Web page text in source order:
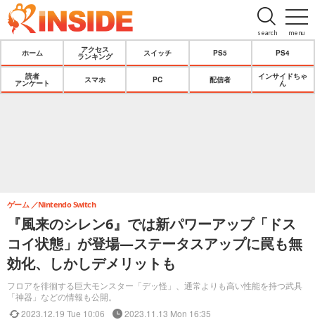
menu
search
ホーム
アクセス
ランキング
スイッチ PS5 PS4
読者
アンケート
スマホ PC 配信者
インサイドちゃ
ん
『風来のシレン6』では新パワーアップ「ドス
コイ状態」が登場―ステータスアップに罠も無
効化、しかしデメリットも
フロアを徘徊する巨大モンスター「デッ怪」、通常よりも高い性能を持つ武具
「神器」などの情報も公開。
ゲーム Nintendo Switch
2023.12.19 Tue 10:06 2023.11.13 Mon 16:35